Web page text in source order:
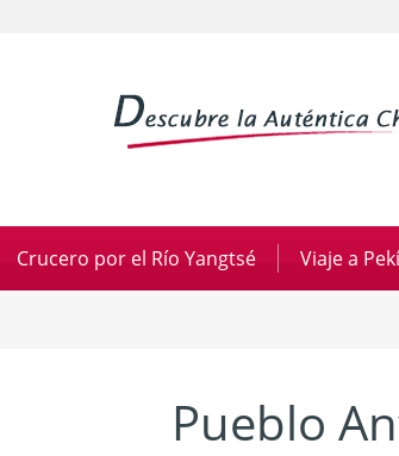
Crucero por el Río Yangtsé Viaje a
Pueblo